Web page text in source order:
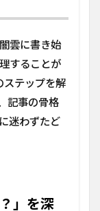
雲に書き始
することが
ステップを解
記事の骨格
迷わずたど
」を深